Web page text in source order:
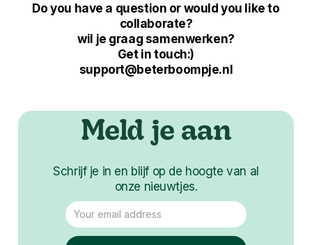
Do you have a question or would you like to
collaborate?
wil je graag samenwerken?
Get in touch:)
support@beterboompje.nl
Meld je aan
Schrijf je in en blijf op de hoogte van al
onze nieuwtjes.